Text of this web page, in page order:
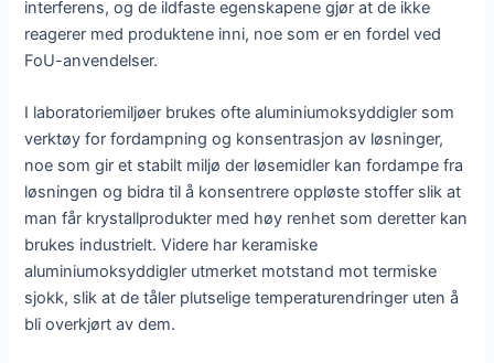
interferens, og de ildfaste egenskapene gjør at de ikke
reagerer med produktene inni, noe som er en fordel ved
FoU-anvendelser.
I laboratoriemiljøer brukes ofte aluminiumoksyddigler som
verktøy for fordampning og konsentrasjon av løsninger,
noe som gir et stabilt miljø der løsemidler kan fordampe fra
løsningen og bidra til å konsentrere oppløste stoffer slik at
man får krystallprodukter med høy renhet som deretter kan
brukes industrielt. Videre har keramiske
aluminiumoksyddigler utmerket motstand mot termiske
sjokk, slik at de tåler plutselige temperaturendringer uten å
bli overkjørt av dem.